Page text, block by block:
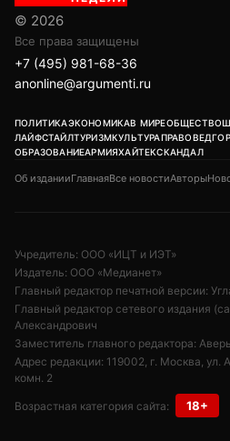
© 2026
Все права защищены
+7 (495) 981-68-36
anonline@argumenti.ru
ПОЛИТИКАЭКОНОМИКАВ МИРЕОБЩЕСТВО
ЛАЙФСТАЙЛТУРИЗМКУЛЬТУРАПРАВОВЕД
ОБРАЗОВАНИЕАРМИЯХАЙТЕКСКАНДАЛ
Об изданииГлавнаяВсе новостиАвторы
Учредитель: ООО «ИЦТ и ИЭТ»
Издатель: ООО «Медианет»
Главный редактор печатной версии:
Главный редактор сетевого издания
Александрович
Заместитель главного редактора:
Адрес редакции: 119002, г. Москва, ул.
комн. 2
Возрастная категория сайта: 18+